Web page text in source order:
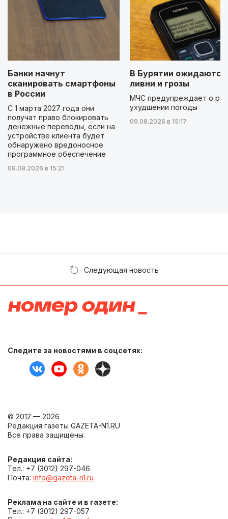
Банки начнут
сканировать смартфоны
в России
С 1 марта 2027 года они
получат право блокировать
денежные переводы, если на
устройстве клиента будет
обнаружено вредоносное
программное обеспечение
09.08.2026 в 15:21
В Бурятии ожидаются
ливни и грозы
МЧС предупреждает о
ухудшении погоды
09.08.2026 в 15:17
Следующая новость
Следите за новостями в соцсетях:
© 2012 — 2026
Редакция газеты GAZETA-N1.RU
Все права защищены.
Редакция сайта:
Тел.: +7 (3012) 297-046
Почта: info@gazeta-n1.ru
Реклама на сайте и в газете:
Тел.: +7 (3012) 297-057